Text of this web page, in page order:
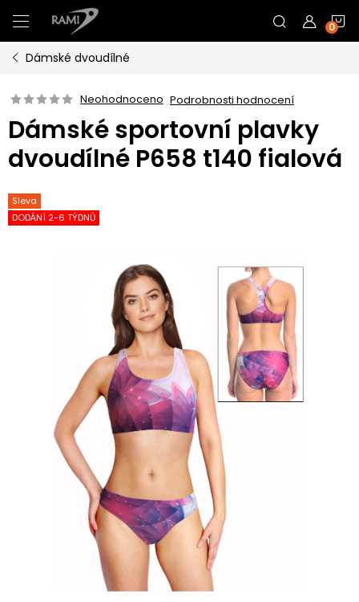
na
obsah
Dámské dvoudílné
Neohodnoceno Podrobnosti hodnocení
Dámské sportovní plavky
dvoudílné P658 t140 fialová
Sleva
DODÁNÍ 2-6 TÝDNŮ